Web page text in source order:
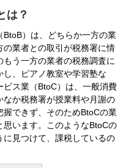
は？
）は、どちらか一方の業
業者との取引が税務署に情
う一方の業者の税務調査に
、ピアノ教室や学習塾な
ビス業（BtoC）は、一般消費
か税務署が授業料や月謝の
できず、そのためBtoCの業
います。このようなBtoCの
見つけて、課税しているの